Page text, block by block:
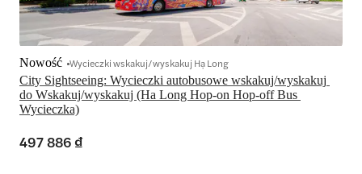
City Sightseeing: Wycieczki autobusowe wskakuj/wyskakuj
do Wskakuj/wyskakuj (Ha Long Hop-on Hop-off Bus
Wycieczka)
Nowość Wycieczki wskakuj/wyskakuj Hạ Long
497 886 ₫